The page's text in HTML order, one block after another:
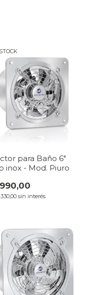
para Baño 6"
inox - Mod. Piuro
sin interés